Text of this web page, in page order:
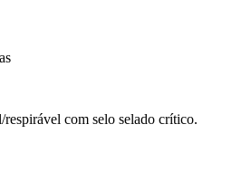
com selo selado crítico.